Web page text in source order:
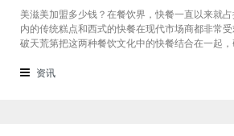
美滋美加盟多少钱？在餐饮界，快餐一直以来就
内的传统糕点和西式的快餐在现代市场商都非常
破天荒第把这两种餐饮文化中的快餐结合在一起
吗，加盟费是多少？美滋美加盟多少钱？这个品牌
资讯